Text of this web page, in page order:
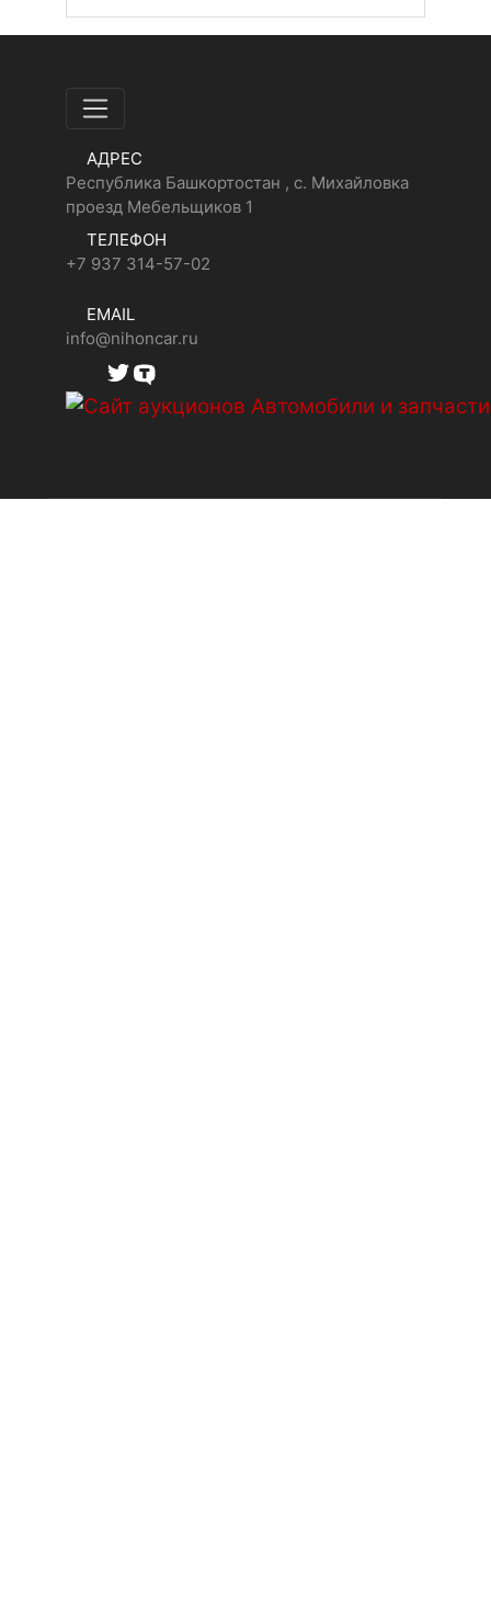
АДРЕС
Республика Башкортостан , с. Михайловка
проезд Мебельщиков 1
ТЕЛЕФОН
+7 937 314-57-02
EMAIL
info@nihoncar.ru